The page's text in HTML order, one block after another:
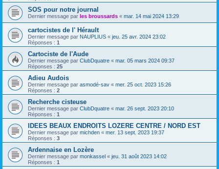
SOS pour notre journal
Dernier message par les broussards « mar. 14 mai 2024 13:29
cartocistes de l' Hérault
Dernier message par NAUPLIUS « jeu. 25 avr. 2024 23:02
Réponses : 1
Cartociste de l'Aude
Dernier message par ClubDquatre « mar. 05 mars 2024 09:37
Réponses : 25
Adieu Audois
Dernier message par asmodé-sav « mer. 25 oct. 2023 15:26
Réponses : 2
Recherche cisteuse
Dernier message par ClubDquatre « mar. 26 sept. 2023 20:10
Réponses : 1
IDEES BEAUX ENDROITS LOZERE CENTRE / NORD EST
Dernier message par michden « mer. 13 sept. 2023 19:37
Réponses : 3
Ardennaise en Lozère
Dernier message par monkassel « jeu. 31 août 2023 14:02
Réponses : 1